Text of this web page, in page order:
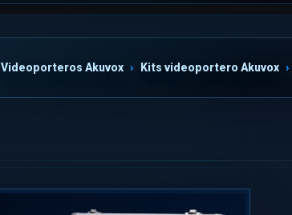
Videoporteros Akuvox Kits videoportero Akuvox